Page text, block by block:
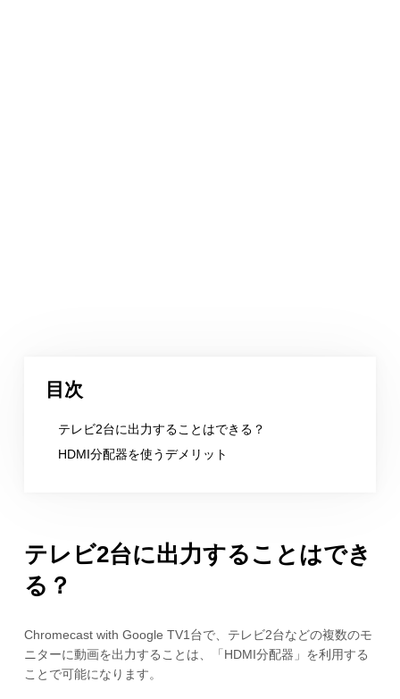
目次
テレビ2台に出力することはできる？
HDMI分配器を使うデメリット
テレビ2台に出力することはでき
る？
Chromecast with Google TV1台で、テレビ2台などの複数のモ
ニターに動画を出力することは、「HDMI分配器」を利用する
ことで可能になります。